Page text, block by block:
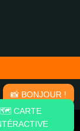
📸 BONJOUR !
🗺️ CARTE